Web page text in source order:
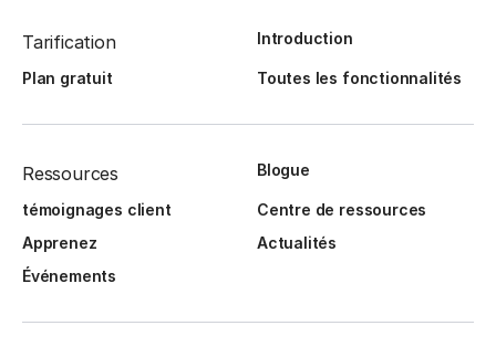
Tarification Introduction
Plan gratuit Toutes les fonctionnalités
Ressources Blogue
témoignages client
Centre de ressources
Apprenez
Actualités
Événements